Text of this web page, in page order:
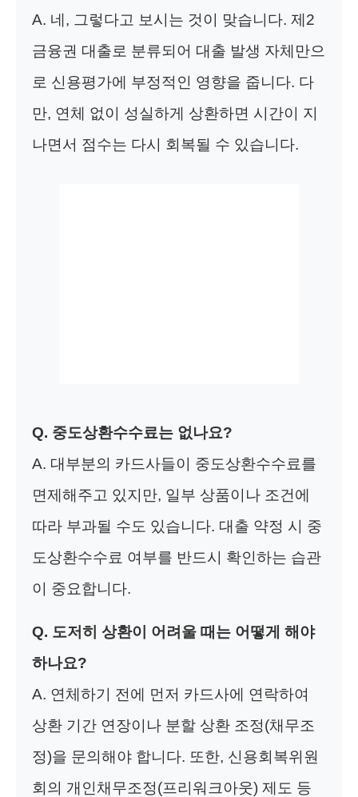
A. 네, 그렇다고 보시는 것이 맞습니다. 제2
금융권 대출로 분류되어 대출 발생 자체만으
로 신용평가에 부정적인 영향을 줍니다. 다
만, 연체 없이 성실하게 상환하면 시간이 지
나면서 점수는 다시 회복될 수 있습니다.
Q. 중도상환수수료는 없나요?
A. 대부분의 카드사들이 중도상환수수료를
면제해주고 있지만, 일부 상품이나 조건에
따라 부과될 수도 있습니다. 대출 약정 시 중
도상환수수료 여부를 반드시 확인하는 습관
이 중요합니다.
Q. 도저히 상환이 어려울 때는 어떻게 해야
하나요?
A. 연체하기 전에 먼저 카드사에 연락하여
상환 기간 연장이나 분할 상환 조정(채무조
정)을 문의해야 합니다. 또한, 신용회복위원
회의 개인채무조정(프리워크아웃) 제도 등